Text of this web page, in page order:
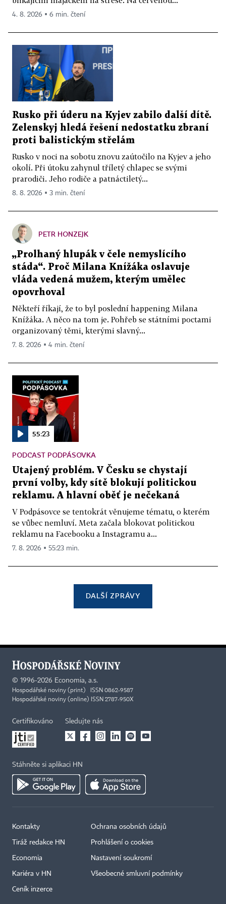
4. 8. 2026 ▪ 6 min. čtení
Rusko při úderu na Kyjev zabilo další dítě.
Zelenskyj hledá řešení nedostatku zbraní
proti balistickým střelám
Rusko v noci na sobotu znovu zaútočilo na Kyjev a jeho
okolí. Při útoku zahynul tříletý chlapec se svými
prarodiči. Jeho rodiče a patnáctiletý...
8. 8. 2026 ▪ 3 min. čtení
PETR HONZEJK
„Prolhaný hlupák v čele nemyslícího
stáda“. Proč Milana Knížáka oslavuje
vláda vedená mužem, kterým umělec
opovrhoval
Někteří říkají, že to byl poslední happening Milana
Knížáka. A něco na tom je. Pohřeb se státními poctami
organizovaný těmi, kterými slavný...
7. 8. 2026 ▪ 4 min. čtení
55:23
PODCAST PODPÁSOVKA
Utajený problém. V Česku se chystají
první volby, kdy sítě blokují politickou
reklamu. A hlavní oběť je nečekaná
V Podpásovce se tentokrát věnujeme tématu, o kterém
se vůbec nemluví. Meta začala blokovat politickou
reklamu na Facebooku a Instagramu a...
7. 8. 2026 ▪ 55:23 min.
DALŠÍ ZPRÁVY
© 1996-2026 Economia, a.s.
Hospodářské noviny (print) ISSN 0862-9587
Hospodářské noviny (online) ISSN 2787-950X
Certifikováno Sledujte nás
Stáhněte si aplikaci HN
Kontakty
Tiráž redakce HN
Economia
Kariéra v HN
Ceník inzerce
Ochrana osobních údajů
Prohlášení o cookies
Nastavení soukromí
Všeobecné smluvní podmínky